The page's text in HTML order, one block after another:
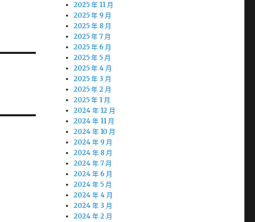
2025 年 11 月
2025 年 9 月
2025 年 8 月
2025 年 7 月
2025 年 6 月
2025 年 5 月
2025 年 4 月
2025 年 3 月
2025 年 2 月
2025 年 1 月
2024 年 12 月
2024 年 11 月
2024 年 10 月
2024 年 9 月
2024 年 8 月
2024 年 7 月
2024 年 6 月
2024 年 5 月
2024 年 4 月
2024 年 3 月
2024 年 2 月